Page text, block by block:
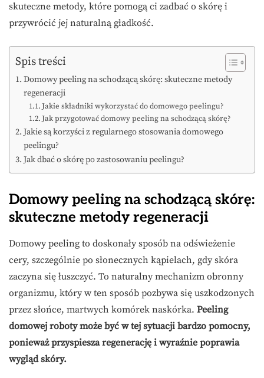
skuteczne metody, które pomogą ci zadbać o skórę i
przywrócić jej naturalną gładkość.
Spis treści
Domowy peeling na schodzącą skórę: skuteczne metody
regeneracji
Jakie składniki wykorzystać do domowego peelingu?
Jak przygotować domowy peeling na schodzącą skórę?
Jakie są korzyści z regularnego stosowania domowego
peelingu?
Jak dbać o skórę po zastosowaniu peelingu?
Domowy peeling na schodzącą skórę:
skuteczne metody regeneracji
Domowy peeling to doskonały sposób na odświeżenie
cery, szczególnie po słonecznych kąpielach, gdy skóra
zaczyna się łuszczyć. To naturalny mechanizm obronny
organizmu, który w ten sposób pozbywa się uszkodzonych
przez słońce, martwych komórek naskórka. Peeling
domowej roboty może być w tej sytuacji bardzo pomocny,
ponieważ przyspiesza regenerację i wyraźnie poprawia
wygląd skóry.